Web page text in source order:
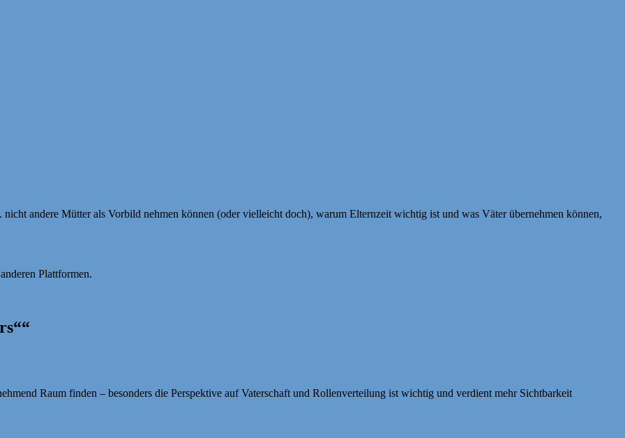
nicht andere Mütter als Vorbild nehmen können (oder vielleicht doch), warum Elternzeit wichtig ist und was Väter übernehmen können,
Plattformen.
Raum finden – besonders die Perspektive auf Vaterschaft und Rollenverteilung ist wichtig und verdient mehr Sichtbarkeit